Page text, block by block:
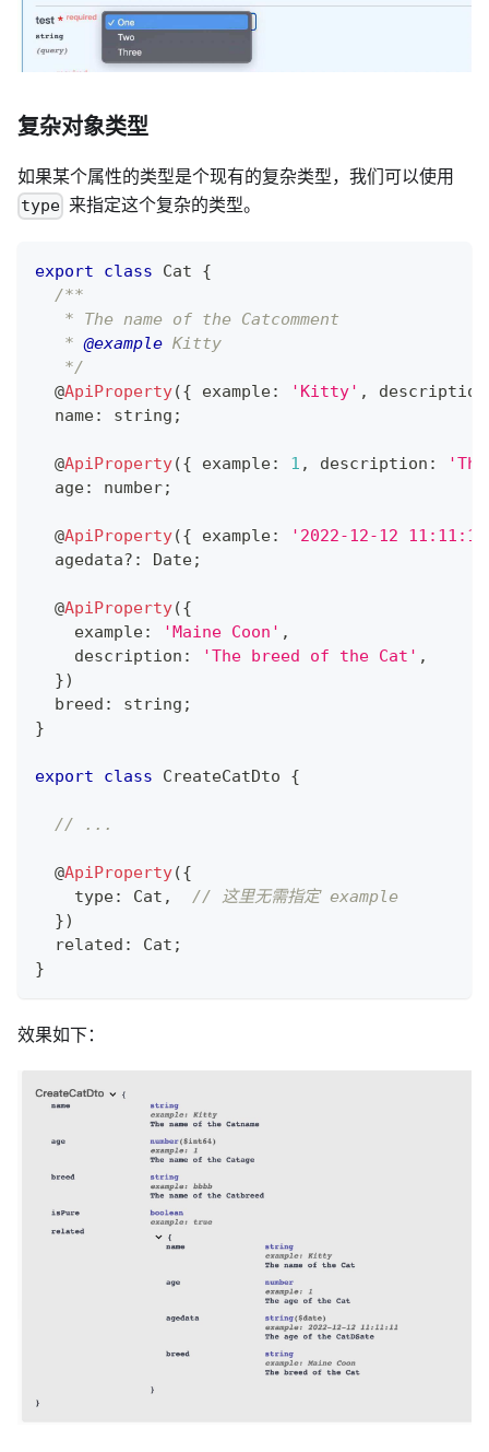
复杂对象类型
如果某个属性的类型是个现有的复杂类型，我们可以使用
type 来指定这个复杂的类型。
export class Cat
{
/**
   * The name of the Catcomment
   *
@example Kitty
   */
@ApiProperty({ example: 'Kitty' , description
  name
: string ;
@ApiProperty({ example: 1 , description :
  age
: number;
@ApiProperty({ example:
'2022-12-12
  agedata
? : Date;
@ApiProperty({
    example
: 'Maine Coon' ,
    description
: 'The breed of the Cat' ,
})
  breed
: string ;
}
export class CreateCatDto {
// ...
@ApiProperty({
    type
: Cat ,
// 这里无需指定 example
})
  related
: Cat ;
}
效果如下：